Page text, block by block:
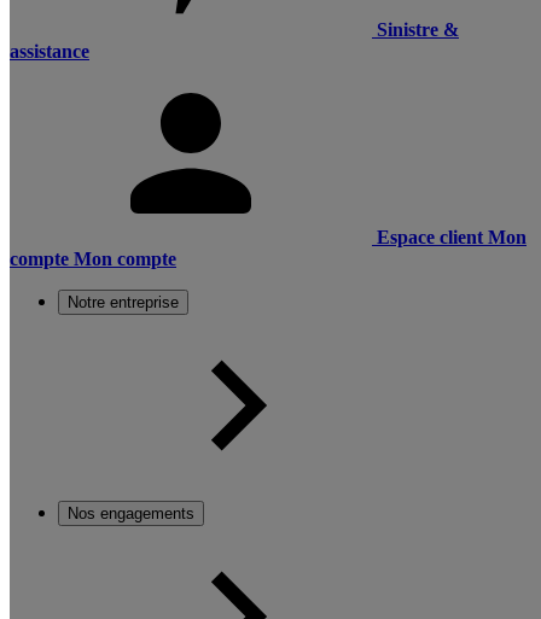
Sinistre &
assistance
Espace client Mon
compte Mon compte
Notre entreprise
Nos engagements